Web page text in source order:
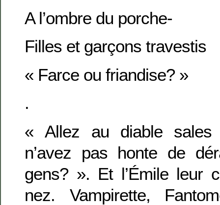
A l’ombre du porche-
Filles et garçons travestis
« Farce ou friandise? »
.
« Allez au diable
n’avez pas honte de
gens? ». Et l’Émile leur
nez. Vampirette,